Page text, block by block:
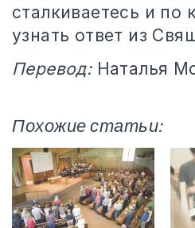
сталкиваетесь и по
узнать ответ из
Перевод: Наталья
Похожие статьи: